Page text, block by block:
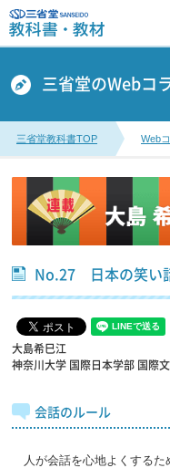
三省堂のWebコ
三省堂教科書TOP Web
No.27 日本の笑い
大島希巳江
神奈川大学 国際日本学部 国際
会話のルール
人が会話を心地よくするた